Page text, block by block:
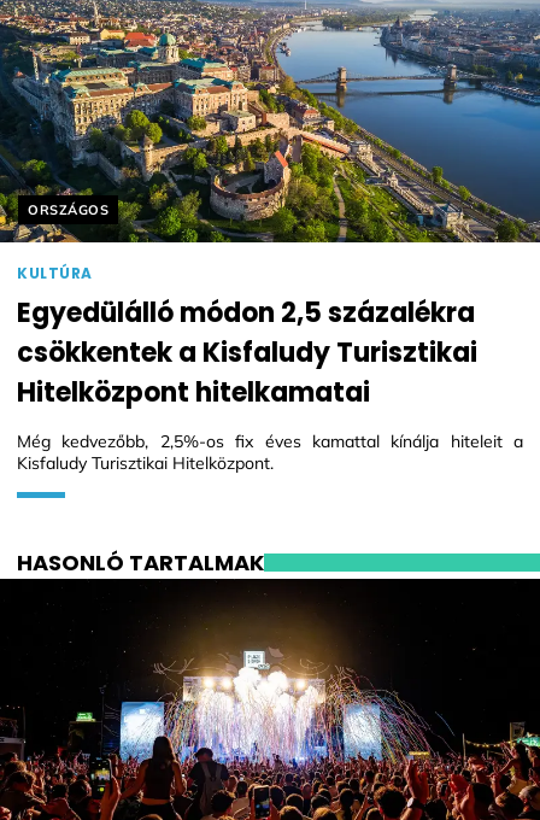
Helyszín címkék:
ORSZÁGOS
KULTÚRA
Egyedülálló módon 2,5 százalékra
csökkentek a Kisfaludy Turisztikai
Hitelközpont hitelkamatai
Még kedvezőbb, 2,5%-os fix éves kamattal kínálja hiteleit a
Kisfaludy Turisztikai Hitelközpont.
HASONLÓ TARTALMAK